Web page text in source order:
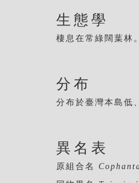
生態學
棲息在常綠闊葉林
分布
分布於臺灣本島低
異名表
原組合名